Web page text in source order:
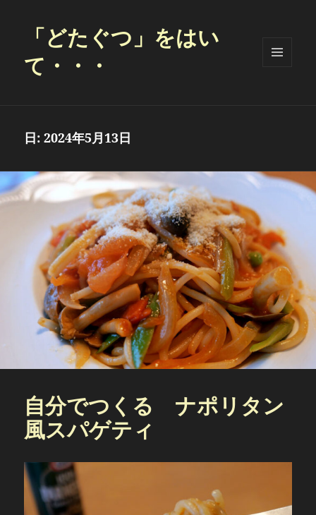
「どたぐつ」をはい
て・・・
日:2024年5月13日
自分でつくる ナポリタン
風スパゲティ